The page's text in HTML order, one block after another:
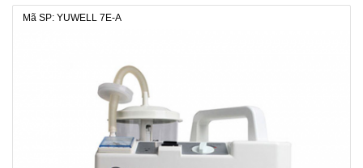
Mã SP: YUWELL 7E-A